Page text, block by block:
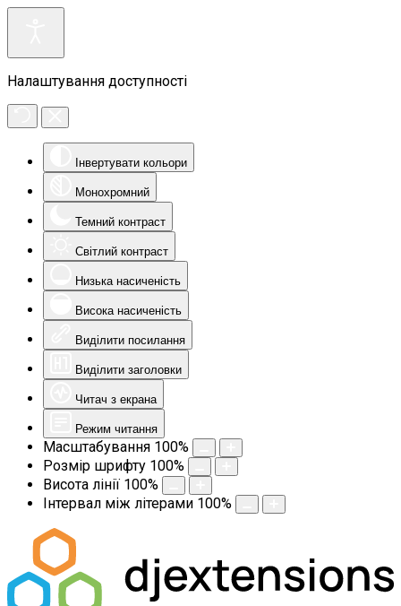
Налаштування доступності
Інвертувати кольори
Монохромний
Темний контраст
Світлий контраст
Низька насиченість
Висока насиченість
Виділити посилання
Виділити заголовки
Читач з екрана
Режим читання
Масштабування 100%
Розмір шрифту 100%
Висота лінії 100%
Інтервал між літерами 100%